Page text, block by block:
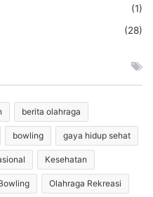
(1)
(28)
berita olahraga
bowling gaya hidup sehat
Kesehatan
Olahraga Rekreasi